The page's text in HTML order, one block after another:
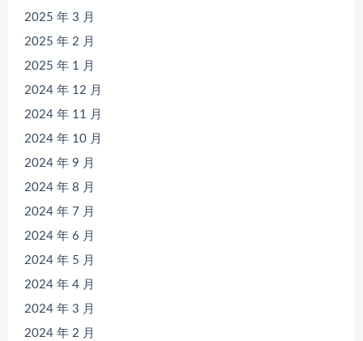
2025 年 3 月
2025 年 2 月
2025 年 1 月
2024 年 12 月
2024 年 11 月
2024 年 10 月
2024 年 9 月
2024 年 8 月
2024 年 7 月
2024 年 6 月
2024 年 5 月
2024 年 4 月
2024 年 3 月
2024 年 2 月